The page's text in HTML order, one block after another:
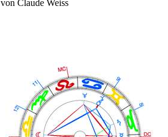
von Claude Weiss